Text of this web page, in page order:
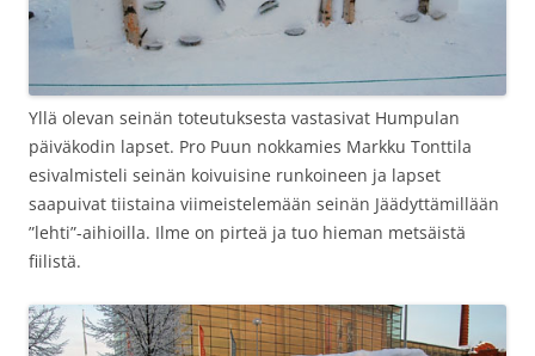
Yllä olevan seinän toteutuksesta vastasivat Humpulan
päiväkodin lapset. Pro Puun nokkamies Markku Tonttila
esivalmisteli seinän koivuisine runkoineen ja lapset
saapuivat tiistaina viimeistelemään seinän Jäädyttämillään
”lehti”-aihioilla. Ilme on pirteä ja tuo hieman metsäistä
fiilistä.